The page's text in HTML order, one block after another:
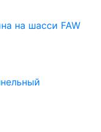
на шасси FAW